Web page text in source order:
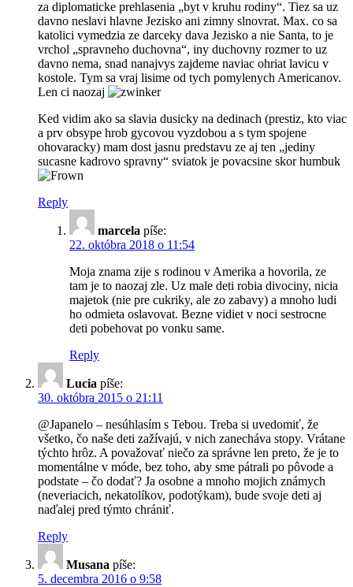
za diplomaticke prehlasenia „byt v kruhu rodiny“. Tiez sa uz
davno neslavi hlavne Jezisko ani zimny slnovrat. Max. co sa
katolici vymedzia ze darceky dava Jezisko a nie Santa, to je
vrchol „spravneho duchovna“, iny duchovny rozmer to uz
davno nema, snad nanajvys zajdeme naviac ohriat lavicu v
kostole. Tym sa vraj lisime od tych pomylenych Americanov.
Len ci naozaj
Ked vidim ako sa slavia dusicky na dedinach (prestiz, kto viac
a prv obsype hrob gycovou vyzdobou a s tym spojene
ohovaracky) mam dost jasnu predstavu ze aj ten „jediny
sucasne kadrovo spravny“ sviatok je povacsine skor humbuk
Reply
marcela píše:
22. októbra 2018 o 11:54
Moja znama zije s rodinou v Amerika a hovorila, ze
tam je to naozaj zle. Uz male deti robia divociny, nicia
majetok (nie pre cukriky, ale zo zabavy) a mnoho ludi
ho odmieta oslavovat. Bezne vidiet v noci sestrocne
deti pobehovat po vonku same.
Reply
Lucia píše:
30. októbra 2015 o 21:11
@Japanelo – nesúhlasím s Tebou. Treba si uvedomiť, že
všetko, čo naše deti zažívajú, v nich zanecháva stopy. Vrátane
týchto hrôz. A považovať niečo za správne len preto, že je to
momentálne v móde, bez toho, aby sme pátrali po pôvode a
podstate – čo dodať? Ja osobne a mnoho mojich známych
(neveriacich, nekatolíkov, podotýkam), bude svoje deti aj
naďalej pred týmto chrániť.
Reply
Musana píše:
5. decembra 2016 o 9:58